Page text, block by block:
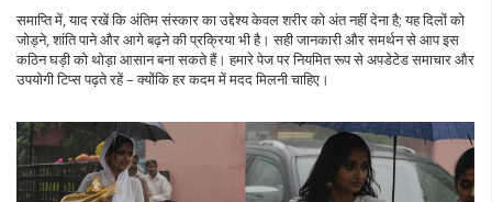
समाप्ति में, याद रखें कि अंतिम संस्कार का उद्देश्य केवल शरीर को अंत नहीं देना है; यह दिलों को
जोड़ने, शांति पाने और आगे बढ़ने की प्रक्रिया भी है। सही जानकारी और समर्थन से आप इस
कठिन घड़ी को थोड़ा आसान बना सकते हैं। हमारे पेज पर नियमित रूप से अपडेटेड समाचार और
उपयोगी टिप्स पढ़ते रहें – क्योंकि हर कदम में मदद मिलनी चाहिए।